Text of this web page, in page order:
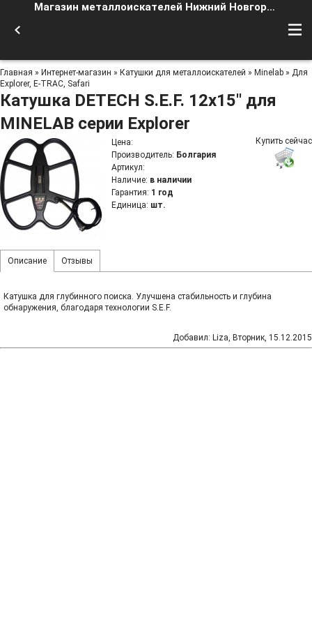
Магазин металлоискателей Нижний Новгород
Главная » Интернет-магазин » Катушки для металлоискателей » Minelab » Для
Explorer, E-TRAC, Safari
Катушка DETECH S.E.F. 12x15'' для
MINELAB серии Explorer
Цена:
Производитель: Болгария
Артикул:
Наличие: в наличии
Гарантия: 1 год
Единица: шт.
Купить сейчас
Описание Отзывы
Катушка для глубинного поиска. Улучшена стабильность и глубина
обнаружения, благодаря технологии S.E.F.
Добавил: Liza, Вторник, 15.12.2015